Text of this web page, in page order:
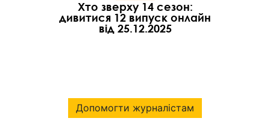
Хто зверху 14 сезон:
дивитися 12 випуск онлайн
від 25.12.2025
Допомогти журналістам